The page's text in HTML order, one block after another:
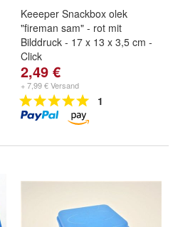
Keeeper Snackbox olek
"fireman sam" - rot mit
Bilddruck - 17 x 13 x 3,5 cm -
Click
2,49 €
+ 7,99 € Versand
1